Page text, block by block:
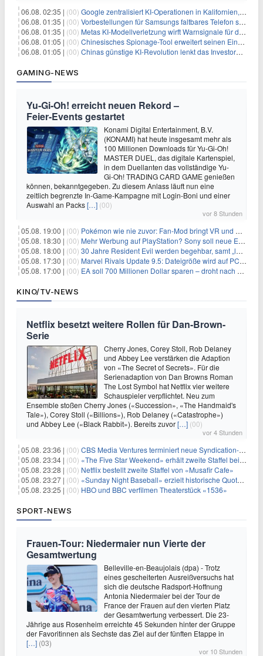
06.08. 02:35 | (00) Google zentralisiert KI-Operationen in Kalifornien, um Rivale Anthropic und OpenAI zu überholen
06.08. 01:35 | (00) Vorbestellungen für Samsungs faltbares Telefon steigen um 30 % in einem wettbewerbsintensiven Markt
06.08. 01:35 | (00) Metas KI-Modellverletzung wirft Warnsignale für die Technologieaufsicht auf
06.08. 01:05 | (00) Chinesisches Spionage-Tool erweitert seinen Einfluss auf 13 Länder und weckt Sicherheitsbedenken
06.08. 01:05 | (00) Chinas günstige KI-Revolution lenkt das Investoreninteresse auf Internet-Riesen
GAMING-NEWS
Yu‑Gi‑Oh! erreicht neuen Rekord –
Feier‑Events gestartet
Konami Digital Entertainment, B.V.
(KONAMI) hat heute insgesamt mehr als
100 Millionen Downloads für Yu-Gi-Oh!
MASTER DUEL, das digitale Kartenspiel,
in dem Duellanten das vollständige Yu-
Gi-Oh! TRADING CARD GAME genießen
können, bekanntgegeben. Zu diesem Anlass läuft nun eine
zeitlich begrenzte In-Game-Kampagne mit Login-Boni und einer
Auswahl an Packs[…] (00)
vor 8 Stunden
05.08. 19:00 | (00) Pokémon wie nie zuvor: Fan-Mod bringt VR und Ego-Perspektive nach Kanto
05.08. 18:30 | (00) Mehr Werbung auf PlayStation? Sony soll neue Einnahmequellen prüfen
05.08. 18:00 | (00) 30 Jahre Resident Evil werden begehbar, samt „lebensgroßem Leon“
05.08. 17:30 | (00) Marvel Rivals Update 9.5: Dateigröße wird auf PC und Konsolen deutlich reduziert
05.08. 17:00 | (00) EA soll 700 Millionen Dollar sparen – droht nach der Übernahme die nächste Entlassungswelle?
KINO/TV-NEWS
Netflix besetzt weitere Rollen für Dan-Brown-
Serie
Cherry Jones, Corey Stoll, Rob Delaney
und Abbey Lee verstärken die Adaption
von «The Secret of Secrets». Für die
Serienadaption von Dan Browns Roman
The Lost Symbol hat Netflix vier weitere
Schauspieler verpflichtet. Neu zum
Ensemble stoßen Cherry Jones («Succession», «The Handmaid's
Tale»), Corey Stoll («Billions»), Rob Delaney («Catastrophe»)
und Abbey Lee («Black Rabbit»). Bereits zuvor[…] (00)
vor 4 Stunden
05.08. 23:36 | (00) CBS Media Ventures terminiert neue Syndication-Formate
05.08. 23:34 | (00) «The Five Star Weekend» erhält zweite Staffel bei Peacock
05.08. 23:28 | (00) Netflix bestellt zweite Staffel von «Musafir Cafe»
05.08. 23:27 | (00) «Sunday Night Baseball» erzielt historische Quotenserie für NBC
05.08. 23:25 | (00) HBO und BBC verfilmen Theaterstück «1536»
SPORT-NEWS
Frauen-Tour: Niedermaier nun Vierte der
Gesamtwertung
Belleville-en-Beaujolais (dpa) - Trotz
eines gescheiterten Ausreißversuchs hat
sich die deutsche Radsport-Hoffnung
Antonia Niedermaier bei der Tour de
France der Frauen auf den vierten Platz
der Gesamtwertung verbessert. Die 23-
Jährige aus Rosenheim erreichte 45 Sekunden hinter der Gruppe
der Favoritinnen als Sechste das Ziel auf der fünften Etappe in
[…] (03)
vor 10 Stunden